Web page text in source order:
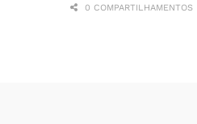
0 COMPARTILHAMENTOS